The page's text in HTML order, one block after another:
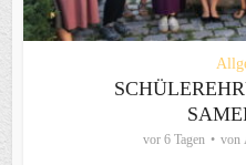
vor 6 Tagen von